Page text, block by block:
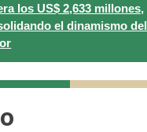
los US$ 2,633 millones,
el dinamismo del